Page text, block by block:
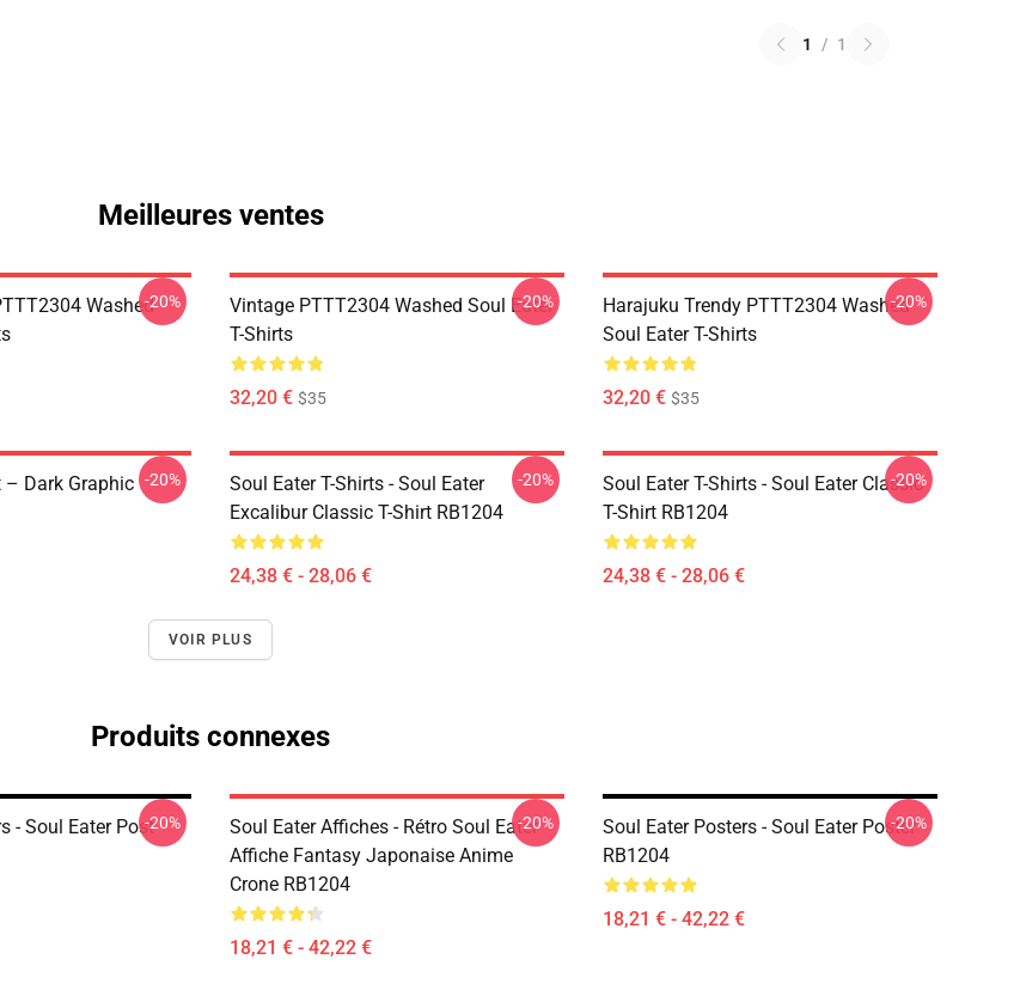
1 / 1
Meilleures ventes
Washed-20%
Vintage PTTT2304 Washed Soul Eater
T-Shirts
32,20 € $35
-20%
Harajuku Trendy PTTT2304 Washed
Soul Eater T-Shirts
32,20 € $35
-20%
– Dark Graphic -20%
Soul Eater T-Shirts - Soul Eater
Excalibur Classic T-Shirt RB1204
24,38 € - 28,06 €
-20%
Soul Eater T-Shirts - Soul Eater Classic
T-Shirt RB1204
24,38 € - 28,06 €
-20%
VOIR PLUS
Produits connexes
- Soul Eater Post-20%
Soul Eater Affiches - Rétro Soul Eater
Affiche Fantasy Japonaise Anime
Crone RB1204
18,21 € - 42,22 €
-20%
Soul Eater Posters - Soul Eater Poster
RB1204
18,21 € - 42,22 €
-20%